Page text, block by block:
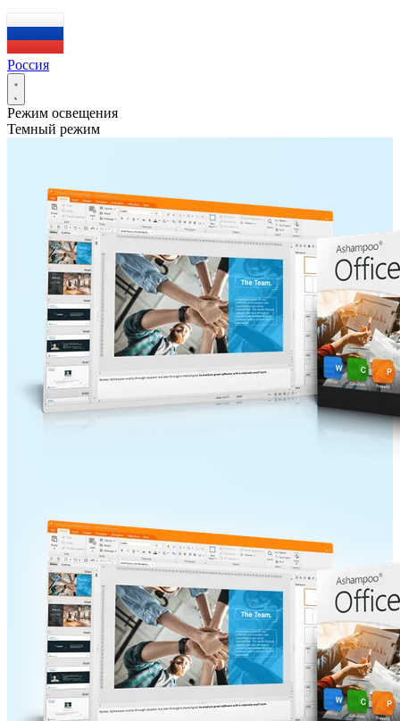
Россия
Режим освещения
Темный режим